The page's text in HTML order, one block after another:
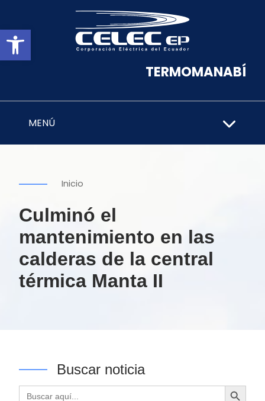
Abrir barra de herramientas
TERMOMANABÍ
MENÚ
Inicio
Culminó el
mantenimiento en las
calderas de la central
térmica Manta II
Buscar noticia
Buscar: Botón de búsqueda